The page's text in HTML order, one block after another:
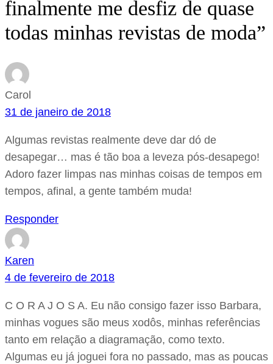
finalmente me desfiz de quase
todas minhas revistas de moda”
Carol
31 de janeiro de 2018
Algumas revistas realmente deve dar dó de
desapegar… mas é tão boa a leveza pós-desapego!
Adoro fazer limpas nas minhas coisas de tempos em
tempos, afinal, a gente também muda!
Responder
Karen
4 de fevereiro de 2018
C O R A J O S A. Eu não consigo fazer isso Barbara,
minhas vogues são meus xodôs, minhas referências
tanto em relação a diagramação, como texto.
Algumas eu já joguei fora no passado, mas as poucas